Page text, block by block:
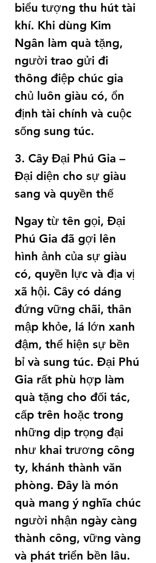
biểu tượng thu hút tài
khí. Khi dùng Kim
Ngân làm quà tặng,
người trao gửi đi
thông điệp chúc gia
chủ luôn giàu có, ổn
định tài chính và cuộc
sống sung túc.
3. Cây Đại Phú Gia –
Đại diện cho sự giàu
sang và quyền thế
Ngay từ tên gọi, Đại
Phú Gia đã gợi lên
hình ảnh của sự giàu
có, quyền lực và địa vị
xã hội. Cây có dáng
đứng vững chãi, thân
mập khỏe, lá lớn xanh
đậm, thể hiện sự bền
bỉ và sung túc. Đại Phú
Gia rất phù hợp làm
quà tặng cho đối tác,
cấp trên hoặc trong
những dịp trọng đại
như khai trương công
ty, khánh thành văn
phòng. Đây là món
quà mang ý nghĩa chúc
người nhận ngày càng
thành công, vững vàng
và phát triển bền lâu.